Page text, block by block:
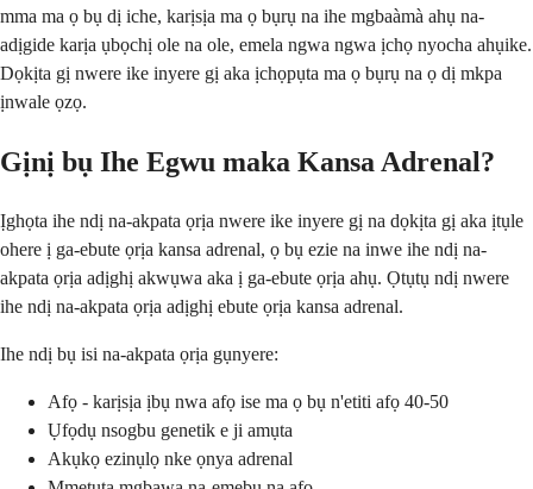
mma ma ọ bụ dị iche, karịsịa ma ọ bụrụ na ihe mgbaàmà ahụ na-
adịgide karịa ụbọchị ole na ole, emela ngwa ngwa ịchọ nyocha ahụike.
Dọkịta gị nwere ike inyere gị aka ịchọpụta ma ọ bụrụ na ọ dị mkpa
ịnwale ọzọ.
Gịnị bụ Ihe Egwu maka Kansa Adrenal?
Ịghọta ihe ndị na-akpata ọrịa nwere ike inyere gị na dọkịta gị aka ịtụle
ohere ị ga-ebute ọrịa kansa adrenal, ọ bụ ezie na inwe ihe ndị na-
akpata ọrịa adịghị akwụwa aka ị ga-ebute ọrịa ahụ. Ọtụtụ ndị nwere
ihe ndị na-akpata ọrịa adịghị ebute ọrịa kansa adrenal.
Ihe ndị bụ isi na-akpata ọrịa gụnyere:
Afọ - karịsịa ịbụ nwa afọ ise ma ọ bụ n'etiti afọ 40-50
Ụfọdụ nsogbu genetik e ji amụta
Akụkọ ezinụlọ nke ọnya adrenal